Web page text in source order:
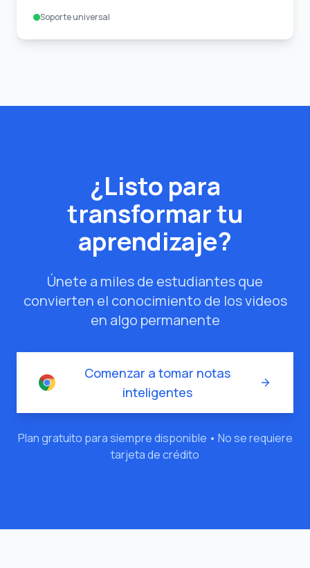
Soporte universal
¿Listo para
transformar tu
aprendizaje?
Únete a miles de estudiantes que
convierten el conocimiento de los videos
en algo permanente
Comenzar a tomar notas
inteligentes
Plan gratuito para siempre disponible • No se requiere
tarjeta de crédito